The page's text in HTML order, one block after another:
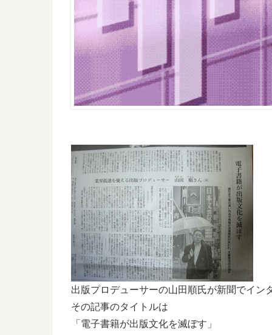
出版プロデューサーの山田順氏が新聞でイン
その記事のタイトルは
「電子書籍が出版文化を滅ぼす」